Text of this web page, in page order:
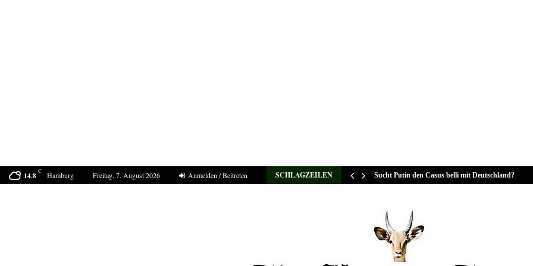
14.8 C Hamburg Freitag, 7. August 2026 Anmelden / Beitreten SCHLAGZEILEN
Der Sommer 2040 in Europa Sucht Putin den Casus belli mit Deutschland?